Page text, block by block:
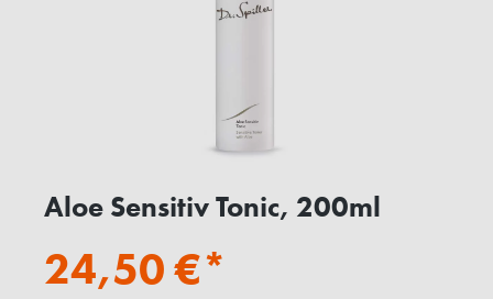
Aloe Sensitiv Tonic, 200ml
24,50 €*